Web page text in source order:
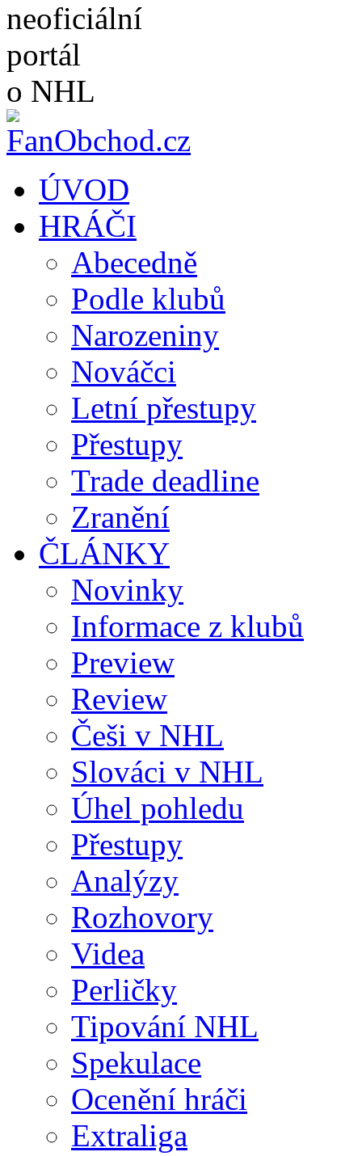
neoficiální
portál
o NHL
ÚVOD
HRÁČI
Abecedně
Podle klubů
Narozeniny
Nováčci
Letní přestupy
Přestupy
Trade deadline
Zranění
ČLÁNKY
Novinky
Informace z klubů
Preview
Review
Češi v NHL
Slováci v NHL
Úhel pohledu
Přestupy
Analýzy
Rozhovory
Videa
Perličky
Tipování NHL
Spekulace
Ocenění hráči
Extraliga